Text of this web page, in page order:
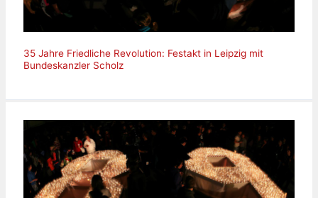
35 Jahre Friedliche Revolution: Festakt in Leipzig mit
Bundeskanzler Scholz